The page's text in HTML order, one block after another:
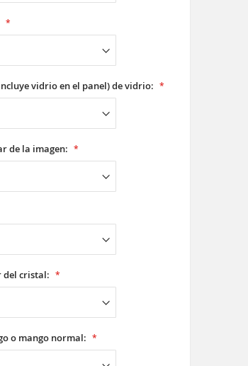
vidrio en el panel) de vidrio:
de la imagen:
del cristal:
o mango normal: